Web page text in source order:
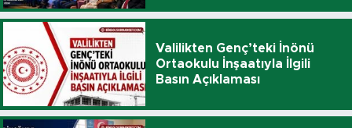
Valilikten Genç’teki İnönü
Ortaokulu İnşaatıyla İlgili
Basın Açıklaması